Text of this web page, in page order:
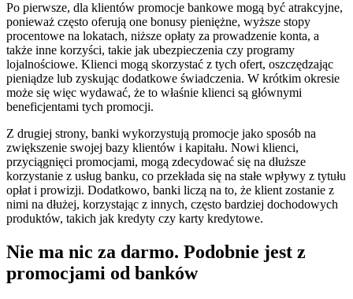
Po pierwsze, dla klientów promocje bankowe mogą być atrakcyjne,
ponieważ często oferują one bonusy pieniężne, wyższe stopy
procentowe na lokatach, niższe opłaty za prowadzenie konta, a
także inne korzyści, takie jak ubezpieczenia czy programy
lojalnościowe. Klienci mogą skorzystać z tych ofert, oszczędzając
pieniądze lub zyskując dodatkowe świadczenia. W krótkim okresie
może się więc wydawać, że to właśnie klienci są głównymi
beneficjentami tych promocji.
Z drugiej strony, banki wykorzystują promocje jako sposób na
zwiększenie swojej bazy klientów i kapitału. Nowi klienci,
przyciągnięci promocjami, mogą zdecydować się na dłuższe
korzystanie z usług banku, co przekłada się na stałe wpływy z tytułu
opłat i prowizji. Dodatkowo, banki liczą na to, że klient zostanie z
nimi na dłużej, korzystając z innych, często bardziej dochodowych
produktów, takich jak kredyty czy karty kredytowe.
Nie ma nic za darmo. Podobnie jest z
promocjami od banków